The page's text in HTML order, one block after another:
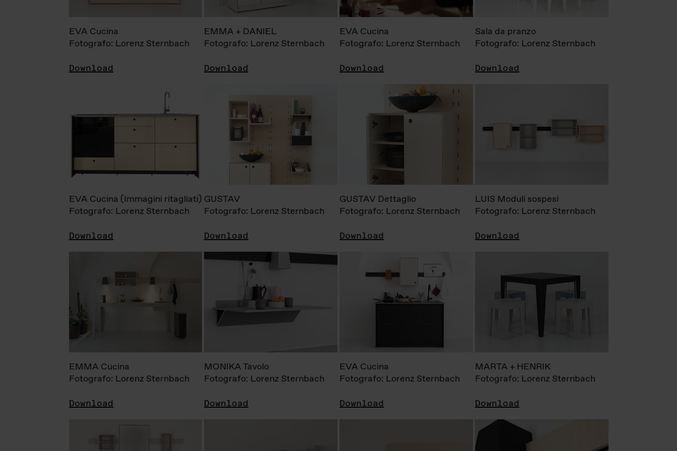
EVA Cucina
Fotografo: Lorenz Sternbach
Download
EMMA + DANIEL
Fotografo: Lorenz Sternbach
Download
EVA Cucina
Fotografo: Lorenz Sternbach
Download
Sala da pranzo
Fotografo: Lorenz Sternbach
Download
EVA Cucina (Immagini ritagliati)
Fotografo: Lorenz Sternbach
Download
GUSTAV
Fotografo: Lorenz Sternbach
Download
GUSTAV Dettaglio
Fotografo: Lorenz Sternbach
Download
LUIS Moduli sospesi
Fotografo: Lorenz Sternbach
Download
EMMA Cucina
Fotografo: Lorenz Sternbach
Download
MONIKA Tavolo
Fotografo: Lorenz Sternbach
Download
EVA Cucina
Fotografo: Lorenz Sternbach
Download
MARTA + HENRIK
Fotografo: Lorenz Sternbach
Download